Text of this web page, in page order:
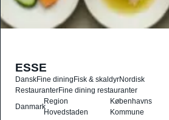
ESSE
DanskFine diningFisk & skaldyrNordisk
RestauranterFine dining restauranter
Danmark
Region
Hovedstaden
Københavns
Kommune